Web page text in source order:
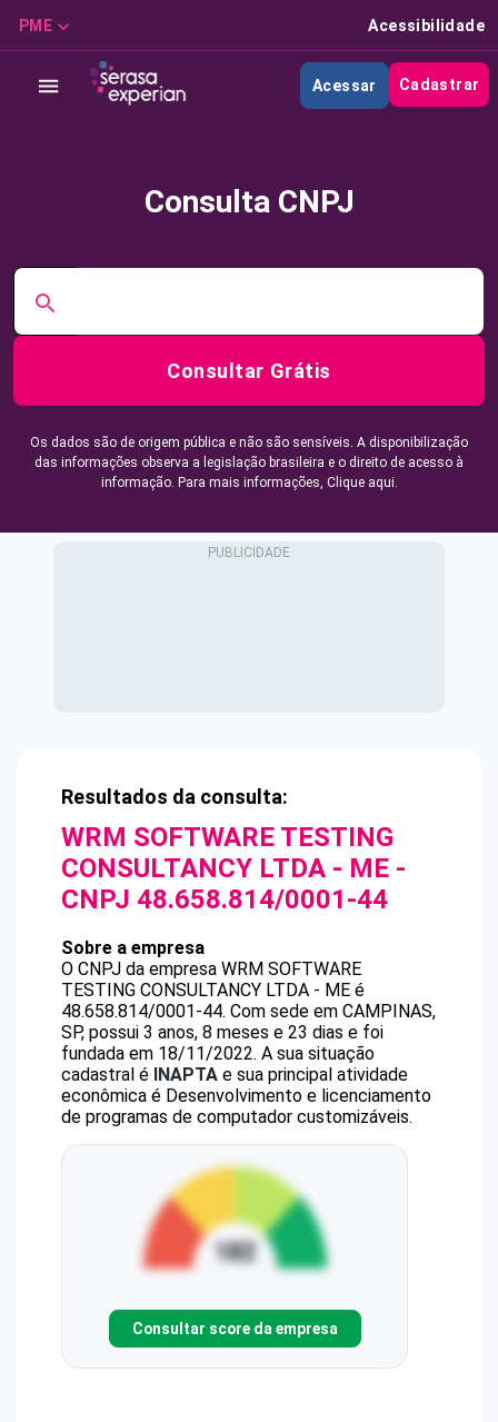
PME Acessibilidade
Acessar Cadastrar
Consulta CNPJ
Consultar Grátis
Os dados são de origem pública e não são sensíveis. A disponibilização
das informações observa a legislação brasileira e o direito de acesso à
informação. Para mais informações, Clique aqui.
Resultados da consulta:
WRM SOFTWARE TESTING
CONSULTANCY LTDA - ME -
CNPJ 48.658.814/0001-44
Sobre a empresa
O CNPJ da empresa WRM SOFTWARE
TESTING CONSULTANCY LTDA - ME é
48.658.814/0001-44. Com sede em CAMPINAS,
SP, possui 3 anos, 8 meses e 23 dias e foi
fundada em 18/11/2022. A sua situação
cadastral é INAPTA e sua principal atividade
econômica é Desenvolvimento e licenciamento
de programas de computador customizáveis.
Consultar score da empresa